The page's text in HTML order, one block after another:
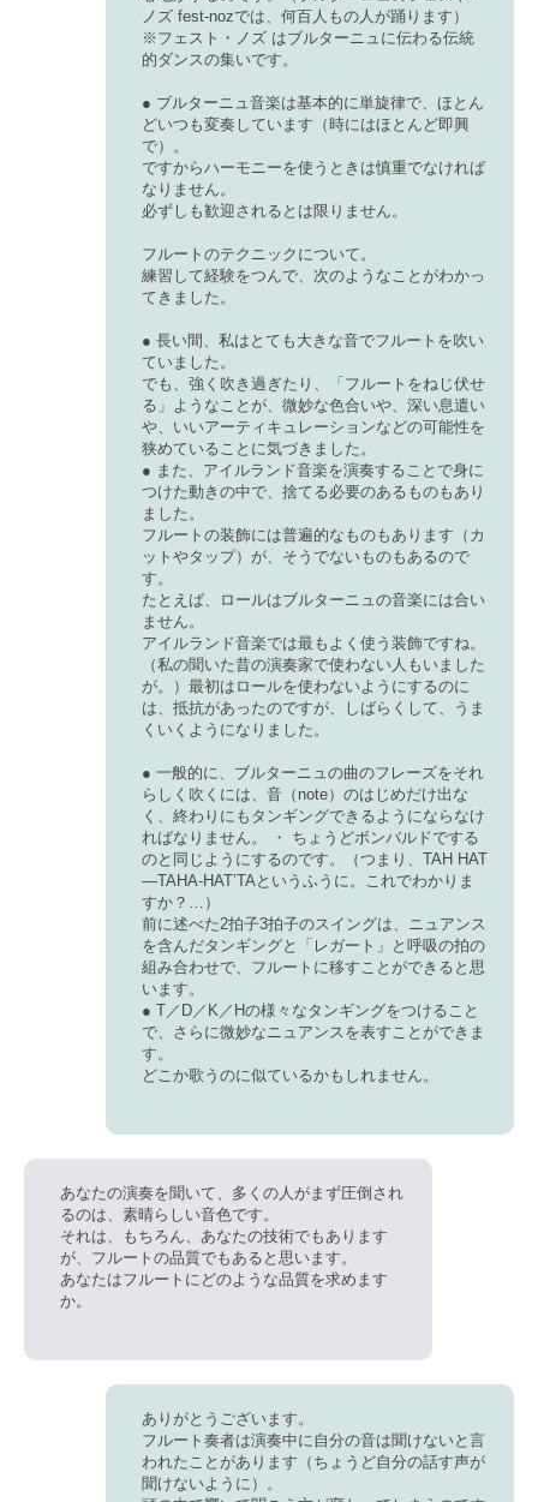
ノズ fest-nozでは、何百人もの人が踊ります）
※フェスト・ノズ はブルターニュに伝わる伝統
的ダンスの集いです。
● ブルターニュ音楽は基本的に単旋律で、ほとん
どいつも変奏しています（時にはほとんど即興
で）。
ですからハーモニーを使うときは慎重でなければ
なりません。
必ずしも歓迎されるとは限りません。
フルートのテクニックについて。
練習して経験をつんで、次のようなことがわかっ
てきました。
● 長い間、私はとても大きな音でフルートを吹い
ていました。
でも、強く吹き過ぎたり、「フルートをねじ伏せ
る」ようなことが、微妙な色合いや、深い息遣い
や、いいアーティキュレーションなどの可能性を
狭めていることに気づきました。
● また、アイルランド音楽を演奏することで身に
つけた動きの中で、捨てる必要のあるものもあり
ました。
フルートの装飾には普遍的なものもあります（カ
ットやタップ）が、そうでないものもあるので
す。
たとえば、ロールはブルターニュの音楽には合い
ません。
アイルランド音楽では最もよく使う装飾ですね。
（私の聞いた昔の演奏家で使わない人もいました
が。）最初はロールを使わないようにするのに
は、抵抗があったのですが、しばらくして、うま
くいくようになりました。
● 一般的に、ブルターニュの曲のフレーズをそれ
らしく吹くには、音（note）のはじめだけ出な
く、終わりにもタンギングできるようにならなけ
ればなりません。 ・ ちょうどボンバルドでする
のと同じようにするのです。（つまり、TAH HAT
—TAHA-HAT’TAというふうに。これでわかりま
すか？…）
前に述べた2拍子3拍子のスイングは、ニュアンス
を含んだタンギングと「レガート」と呼吸の拍の
組み合わせで、フルートに移すことができると思
います。
● T／D／K／Hの様々なタンギングをつけること
で、さらに微妙なニュアンスを表すことができま
す。
どこか歌うのに似ているかもしれません。
あなたの演奏を聞いて、多くの人がまず圧倒され
るのは、素晴らしい音色です。
それは、もちろん、あなたの技術でもあります
が、フルートの品質でもあると思います。
あなたはフルートにどのような品質を求めます
か。
ありがとうございます。
フルート奏者は演奏中に自分の音は聞けないと言
われたことがあります（ちょうど自分の話す声が
聞けないように）。